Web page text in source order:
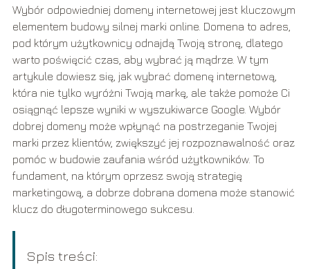
Wybór odpowiedniej domeny internetowej jest kluczowym
elementem budowy silnej marki online. Domena to adres,
pod którym użytkownicy odnajdą Twoją stronę, dlatego
warto poświęcić czas, aby wybrać ją mądrze. W tym
artykule dowiesz się, jak wybrać domenę internetową,
która nie tylko wyróżni Twoją markę, ale także pomoże Ci
osiągnąć lepsze wyniki w wyszukiwarce Google. Wybór
dobrej domeny może wpłynąć na postrzeganie Twojej
marki przez klientów, zwiększyć jej rozpoznawalność oraz
pomóc w budowie zaufania wśród użytkowników. To
fundament, na którym oprzesz swoją strategię
marketingową, a dobrze dobrana domena może stanowić
klucz do długoterminowego sukcesu.
Spis treści: